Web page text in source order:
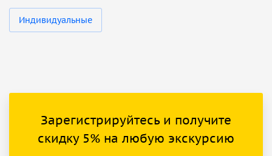
Индивидуальные
Зарегистрируйтесь и получите
скидку 5% на любую экскурсию